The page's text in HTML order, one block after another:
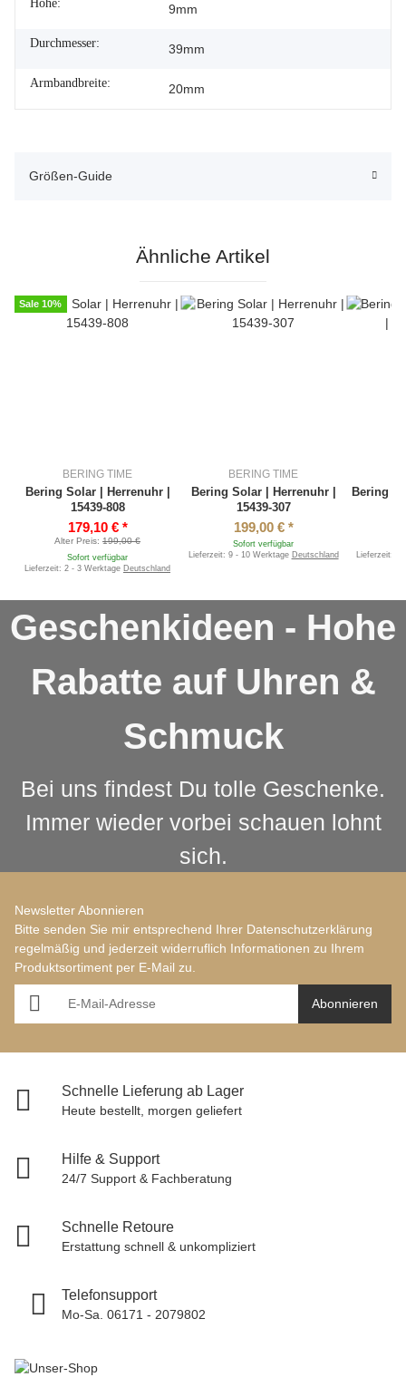
Höhe: 9mm
Durchmesser: 39mm
Armbandbreite: 20mm
Größen-Guide
Ähnliche Artikel
Sale 10%
BERING TIME
Bering Solar | Herrenuhr |
15439-808
179,10 € *
Alter Preis:199,00 €
Sofort verfügbar
Lieferzeit:2 - 3 Werktage Deutschland
BERING TIME
Bering Solar | Herrenuhr |
15439-307
199,00 € *
Sofort verfügbar
Lieferzeit: 9 - 10 Werktage Deutschland
Bering
Lieferzeit:
Geschenkideen - Hohe
Rabatte auf Uhren &
Schmuck
Bei uns findest Du tolle Geschenke.
Immer wieder vorbei schauen lohnt
sich.
Schnelle Lieferung ab Lager
Heute bestellt, morgen geliefert
Hilfe & Support
24/7 Support & Fachberatung
Schnelle Retoure
Erstattung schnell & unkompliziert
Telefonsupport
Mo-Sa. 06171 - 2079802
Newsletter Abonnieren
Bitte senden Sie mir entsprechend Ihrer Datenschutzerklärung
regelmäßig und jederzeit widerruflich Informationen zu Ihrem
Produktsortiment per E-Mail zu.
Abonnieren